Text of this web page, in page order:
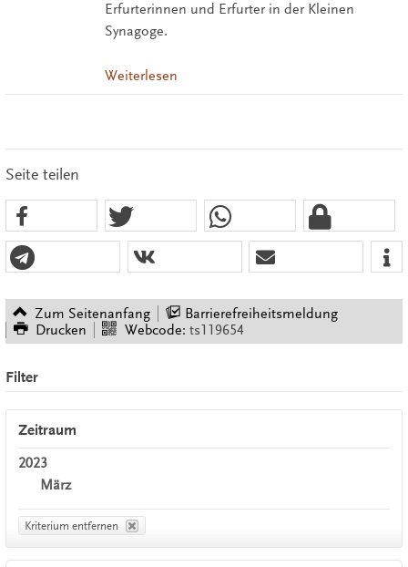
Erfurterinnen und Erfurter in der Kleinen
Synagoge.
Weiterlesen
Seite teilen
Zum Seitenanfang
Barrierefreiheitsmeldung
Drucken
Webcode: ts119654
Filter
Zeitraum
2023
März
Kriterium entfernen